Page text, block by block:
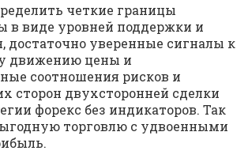
четкие границы
в виде уровней поддержки и
достаточно уверенные сигналы к
движению цены и
соотношения рисков и
сторон двухсторонней сделки
форекс без индикаторов. Так
торговлю с удвоенными